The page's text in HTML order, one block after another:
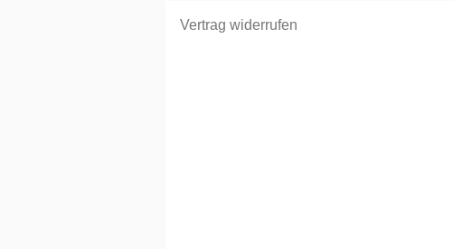
Vertrag widerrufen